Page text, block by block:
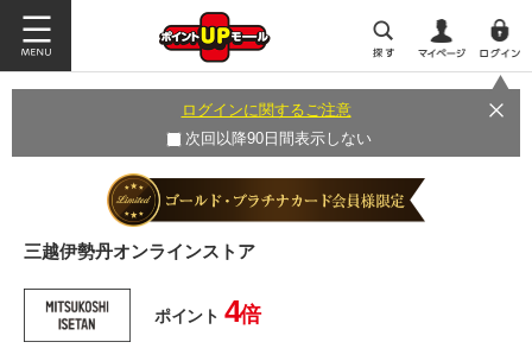
ログインに関するご注意
次回以降90日間表示しない
三越伊勢丹オンラインストア
ポイント 4倍